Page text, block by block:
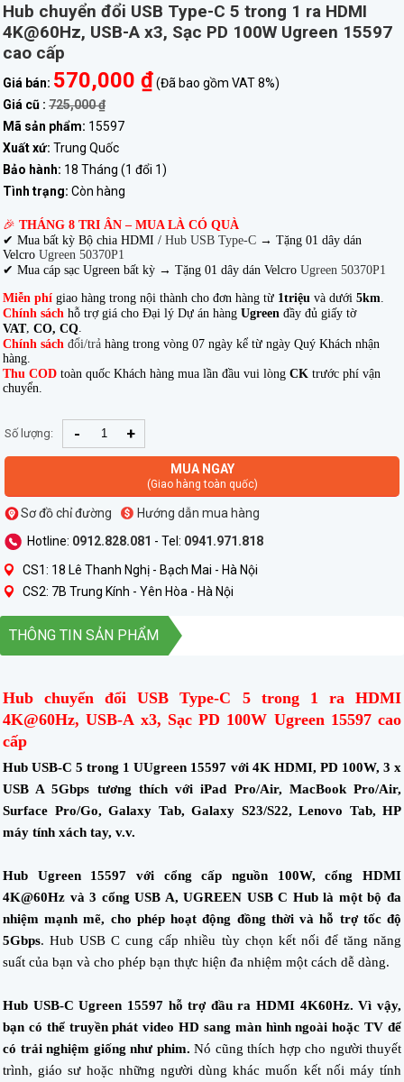
Hub chuyển đổi USB Type-C 5 trong 1 ra HDMI
4K@60Hz, USB-A x3, Sạc PD 100W Ugreen 15597
cao cấp
Giá bán: 570,000 ₫(Đã bao gồm VAT 8%)
Giá cũ : 725,000 ₫
Mã sản phẩm: 15597
Xuất xứ: Trung Quốc
Bảo hành: 18 Tháng (1 đổi 1)
Tình trạng: Còn hàng
🎉 THÁNG 8 TRI ÂN – MUA LÀ CÓ QUÀ
✔ Mua bất kỳ Bộ chia HDMI / Hub USB Type-C → Tặng 01 dây dán
Velcro Ugreen 50370P1
✔ Mua cáp sạc Ugreen bất kỳ → Tặng 01 dây dán Velcro Ugreen 50370P1
Miễn phí giao hàng trong nội thành cho đơn hàng từ 1triệu và dưới 5km.
Chính sách hỗ trợ giá cho Đại lý Dự án hàng Ugreen đầy đủ giấy tờ
VAT, CO, CQ.
Chính sách đổi/trả hàng trong vòng 07 ngày kể từ ngày Quý Khách nhận
hàng.
Thu COD toàn quốc Khách hàng mua lần đầu vui lòng CK trước phí vận
chuyển.
Số lượng: - +
MUA NGAY
(Giao hàng toàn quốc)
Sơ đồ chỉ đường
Hướng dẫn mua hàng
Hotline: 0912.828.081 - Tel: 0941.971.818
CS1: 18 Lê Thanh Nghị - Bạch Mai - Hà Nội
CS2: 7B Trung Kính - Yên Hòa - Hà Nội
THÔNG TIN SẢN PHẨM
Hub chuyển đổi USB Type-C 5 trong 1 ra HDMI
4K@60Hz, USB-A x3, Sạc PD 100W Ugreen 15597 cao
cấp
Hub USB-C 5 trong 1 UUgreen 15597 với 4K HDMI, PD 100W, 3 x
USB A 5Gbps tương thích với iPad Pro/Air, MacBook Pro/Air,
Surface Pro/Go, Galaxy Tab, Galaxy S23/S22, Lenovo Tab, HP
máy tính xách tay, v.v.
Hub Ugreen 15597 với cổng cấp nguồn 100W, cổng HDMI
4K@60Hz và 3 cổng USB A, UGREEN USB C Hub là một bộ đa
nhiệm mạnh mẽ, cho phép hoạt động đồng thời và hỗ trợ tốc độ
5Gbps. Hub USB C cung cấp nhiều tùy chọn kết nối để tăng năng
suất của bạn và cho phép bạn thực hiện đa nhiệm một cách dễ dàng.
Hub USB-C Ugreen 15597 hỗ trợ đầu ra HDMI 4K60Hz. Vì vậy,
bạn có thể truyền phát video HD sang màn hình ngoài hoặc TV để
có trải nghiệm giống như phim. Nó cũng thích hợp cho người thuyết
trình, giáo sư hoặc những người dùng khác muốn kết nối máy tính